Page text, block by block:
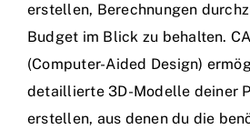
erstellen, Berechnungen
Budget im Blick zu behalten.
(Computer-Aided Design)
detaillierte 3D-Modelle deiner
erstellen, aus denen du die